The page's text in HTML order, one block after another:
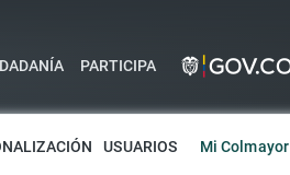
PARTICIPA
USUARIOS Mi Colmayor